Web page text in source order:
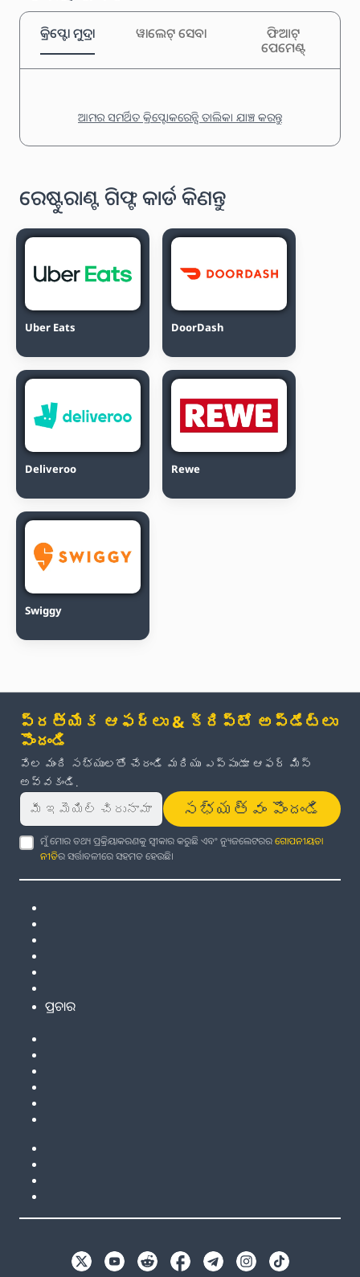
କ୍ରିପ୍ଟୋ ମୁଦ୍ରା ୱାଲେଟ୍ ସେବା
ଫିଆଟ୍
ପେମେଣ୍ଟ୍
ଆମର ସମର୍ଥିତ କ୍ରିପ୍ଟୋକରେନ୍ସି ତାଲିକା ଯାଞ୍ଚ କରନ୍ତୁ
ରେଷ୍ଟୁରାଣ୍ଟ ଗିଫ୍ଟ କାର୍ଡ କିଣନ୍ତୁ
Uber Eats DoorDash
Deliveroo Rewe
Swiggy
ప్రత్యేక ఆఫర్లు & క్రిప్టో అప్‌డేట్‌లు
పొందండి
వేల మంది సభ్యులతో చేరండి మరియు ఎప్పుడూ ఆఫర్ మిస్
అవ్వకండి.
సభ్యత్వం పొందండి
ମୁଁ ମୋର ତଥ୍ୟ ପ୍ରକ୍ରିୟାକରଣକୁ ସ୍ୱୀକାର କରୁଛି ଏବଂ ନ୍ୟୁଜଲେଟରରଗୋପନୀୟତା
ନୀତିର ସର୍ତ୍ତାବଳୀରେ ସହମତ ହେଉଛି।
ପ୍ରଚାର